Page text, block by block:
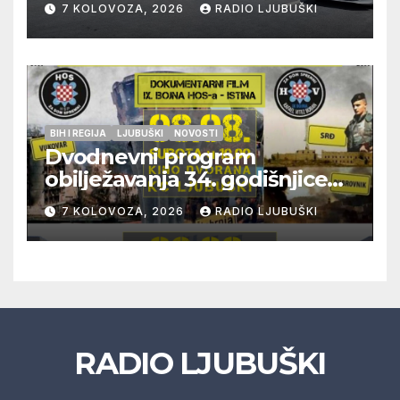
policije
7 KOLOVOZA, 2026 RADIO LJUBUŠKI
BIH I REGIJA LJUBUŠKI NOVOSTI
Dvodnevni program
obilježavanja 34. godišnjice
pogibije generala Blaža
Kraljevića i osmorice
pripadnika HOS-a
7 KOLOVOZA, 2026 RADIO LJUBUŠKI
RADIO LJUBUŠKI